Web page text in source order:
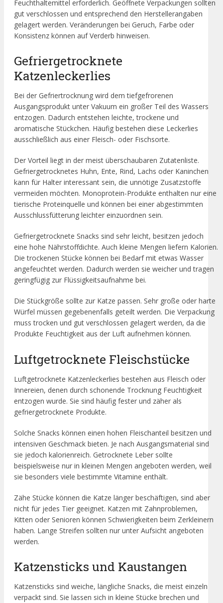
Feuchthaltemittel erforderlich. Geöffnete Verpackungen sollten
gut verschlossen und entsprechend den Herstellerangaben
gelagert werden. Veränderungen bei Geruch, Farbe oder
Konsistenz können auf Verderb hinweisen.
Gefriergetrocknete
Katzenleckerlies
Bei der Gefriertrocknung wird dem tiefgefrorenen
Ausgangsprodukt unter Vakuum ein großer Teil des Wassers
entzogen. Dadurch entstehen leichte, trockene und
aromatische Stückchen. Häufig bestehen diese Leckerlies
ausschließlich aus einer Fleisch- oder Fischsorte.
Der Vorteil liegt in der meist überschaubaren Zutatenliste.
Gefriergetrocknetes Huhn, Ente, Rind, Lachs oder Kaninchen
kann für Halter interessant sein, die unnötige Zusatzstoffe
vermeiden möchten. Monoprotein-Produkte enthalten nur eine
tierische Proteinquelle und können bei einer abgestimmten
Ausschlussfütterung leichter einzuordnen sein.
Gefriergetrocknete Snacks sind sehr leicht, besitzen jedoch
eine hohe Nährstoffdichte. Auch kleine Mengen liefern Kalorien.
Die trockenen Stücke können bei Bedarf mit etwas Wasser
angefeuchtet werden. Dadurch werden sie weicher und tragen
geringfügig zur Flüssigkeitsaufnahme bei.
Die Stückgröße sollte zur Katze passen. Sehr große oder harte
Würfel müssen gegebenenfalls geteilt werden. Die Verpackung
muss trocken und gut verschlossen gelagert werden, da die
Produkte Feuchtigkeit aus der Luft aufnehmen können.
Luftgetrocknete Fleischstücke
Luftgetrocknete Katzenleckerlies bestehen aus Fleisch oder
Innereien, denen durch schonende Trocknung Feuchtigkeit
entzogen wurde. Sie sind häufig fester und zäher als
gefriergetrocknete Produkte.
Solche Snacks können einen hohen Fleischanteil besitzen und
intensiven Geschmack bieten. Je nach Ausgangsmaterial sind
sie jedoch kalorienreich. Getrocknete Leber sollte
beispielsweise nur in kleinen Mengen angeboten werden, weil
sie besonders viele bestimmte Vitamine enthält.
Zähe Stücke können die Katze länger beschäftigen, sind aber
nicht für jedes Tier geeignet. Katzen mit Zahnproblemen,
Kitten oder Senioren können Schwierigkeiten beim Zerkleinern
haben. Lange Streifen sollten nur unter Aufsicht angeboten
werden.
Katzensticks und Kaustangen
Katzensticks sind weiche, längliche Snacks, die meist einzeln
verpackt sind. Sie lassen sich in kleine Stücke brechen und